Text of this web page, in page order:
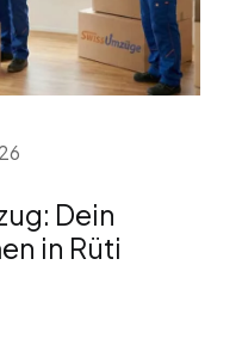
Dein
in Rüti